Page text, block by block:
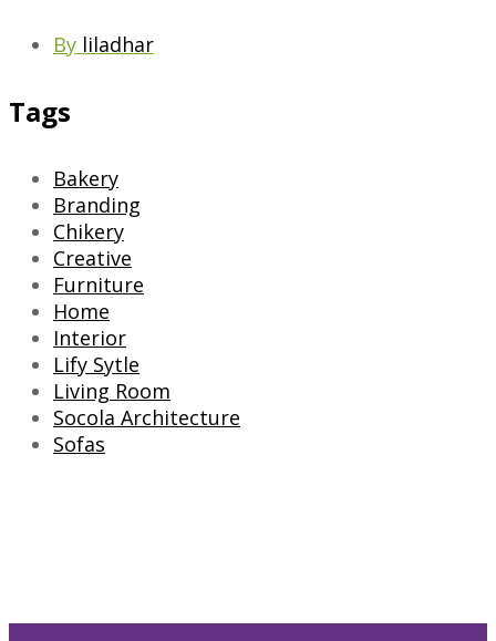
By liladhar
Tags
Bakery
Branding
Chikery
Creative
Furniture
Home
Interior
Lify Sytle
Living Room
Socola Architecture
Sofas